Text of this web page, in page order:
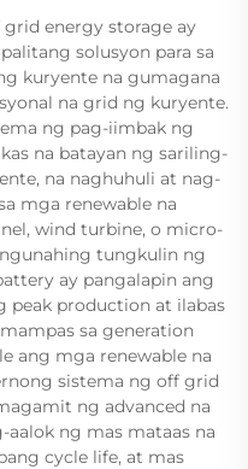
energy storage ay
solusyon para sa
kuryente na gumagana
na grid ng kuryente.
ng pag-iimbak ng
na batayan ng sariling-
na naghuhuli at nag-
mga renewable na
wind turbine, o micro-
tungkulin ng
ay pangalapin ang
peak production at ilabas
sa generation
ang mga renewable na
sistema ng off grid
ng advanced na
ng mas mataas na
cycle life, at mas